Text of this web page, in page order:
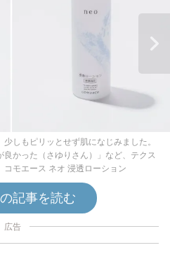
しもピリッとせず肌になじみました。
かった（さゆりさん）」など、テクス
モエース ネオ 浸透ローション
記事を読む
広告